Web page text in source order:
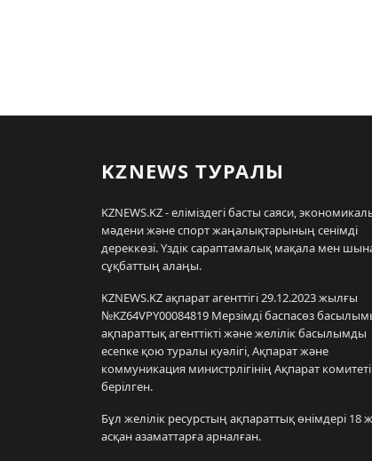
KZNEWS ТУРАЛЫ
KZNEWS.KZ - еліміздегі басты саяси,
мәдени және спорт жаңалықтарының сенімді
дереккөзі. Үздік сараптамалық мақала мен
сұқбаттың алаңы.
KZNEWS.KZ ақпарат агенттігі 29.12.2023 жылғы
№KZ64VPY00084819 Мерзімді баспасөз
ақпараттық агенттікті және желілік басылымды
есепке қою туралы куәлігі, Ақпарат және
коммуникация министрлігінің Ақпарат
берілген.
Бұл желілік ресурстың ақпараттық өнімдері 18
асқан азаматтарға арналған.